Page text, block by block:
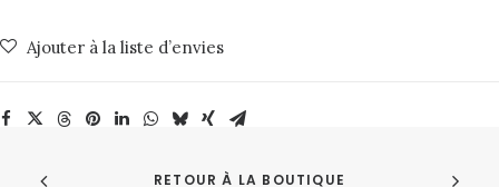
Dark
Misericordia
Ajouter à la liste d’envies
RETOUR À LA BOUTIQUE